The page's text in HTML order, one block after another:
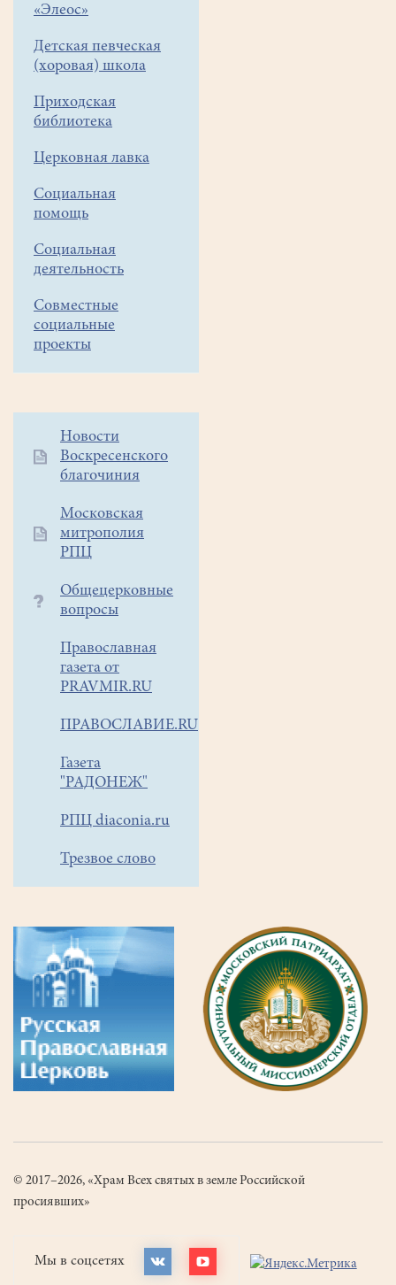
«Элеос»
Детская певческая
(хоровая) школа
Приходская
библиотека
Церковная лавка
Социальная
помощь
Социальная
деятельность
Совместные
социальные
проекты
Дополнительное
меню
Новости
Воскресенского
благочиния
Московская
митрополия
РПЦ
Общецерковные
вопросы
Православная
газета от
PRAVMIR.RU
ПРАВОСЛАВИЕ.RU
Газета
"РАДОНЕЖ"
РПЦ diaconia.ru
Трезвое слово
© 2017–2026, «Храм Всех святых в земле Российской
просиявших»
Мы в соцсетях